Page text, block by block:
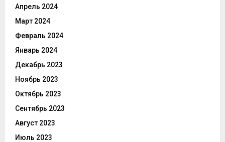
Апрель 2024
Март 2024
Февраль 2024
Январь 2024
Декабрь 2023
Ноябрь 2023
Октябрь 2023
Сентябрь 2023
Август 2023
Июль 2023